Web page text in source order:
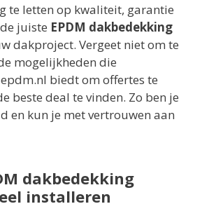
te letten op kwaliteit, garantie
juiste EPDM dakbedekking
dakproject. Vergeet niet om te
mogelijkheden die
biedt om offertes te
beste deal te vinden. Zo ben je
en kun je met vertrouwen aan
dakbedekking
installeren